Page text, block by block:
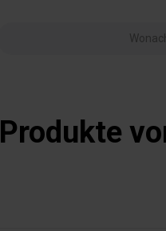
Produkte